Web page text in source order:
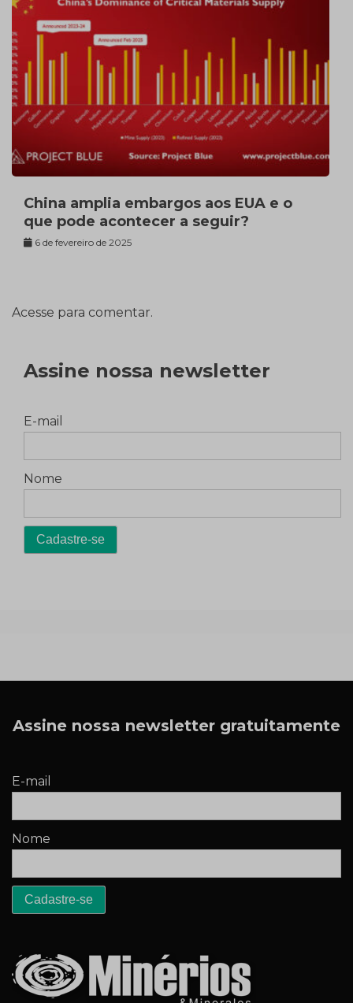
China amplia embargos aos EUA e o
que pode acontecer a seguir?
6 de fevereiro de 2025
Acesse para comentar.
Assine nossa newsletter
E-mail
Nome
Assine nossa newsletter gratuitamente
E-mail
Nome